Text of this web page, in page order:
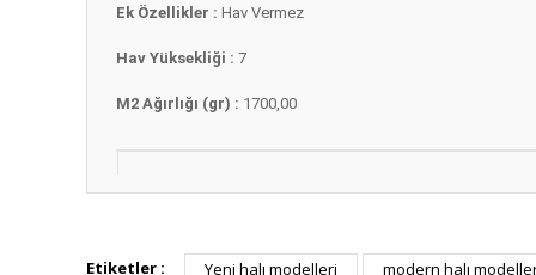
Ek Özellikler : Hav Vermez
Hav Yüksekliği : 7
M2 Ağırlığı (gr) : 1700,00
Görüş ve önerileriniz için teşekkür ederiz.
Etiketler : Yeni halı modelleri modern halı